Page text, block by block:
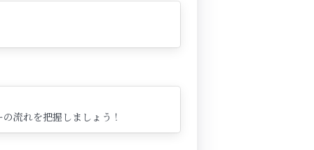
流れを把握しましょう！